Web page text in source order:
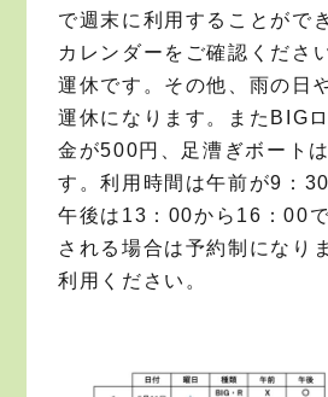
で週末に利用することがで
カレンダーをご確認くださ
運休です。その他、雨の日
運休になります。またBIG
金が500円、足漕ぎボート
す。利用時間は午前が9：
午後は13：00から16：00
される場合は予約制になり
利用ください。